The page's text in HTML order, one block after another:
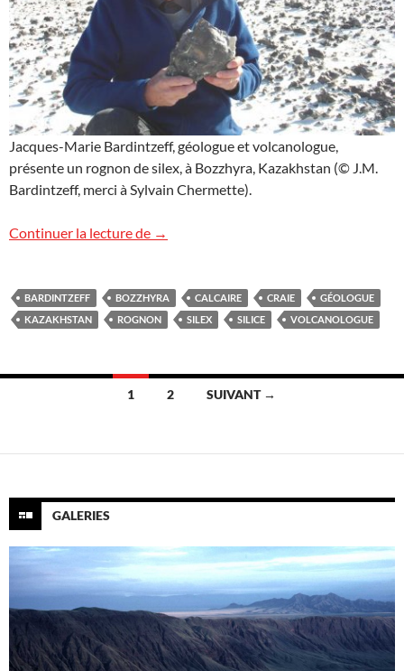
Jacques-Marie Bardintzeff, géologue et volcanologue,
présente un rognon de silex, à Bozzhyra, Kazakhstan (© J.M.
Bardintzeff, merci à Sylvain Chermette).
Continuer la lecture de Silex à Bozzhyra, Kazakhstan
→
BARDINTZEFF BOZZHYRA CALCAIRE CRAIE
GÉOLOGUE
KAZAKHSTAN
ROGNON SILEX SILICE VOLCANOLOGUE
articles
1 2 SUIVANT →
GALERIES